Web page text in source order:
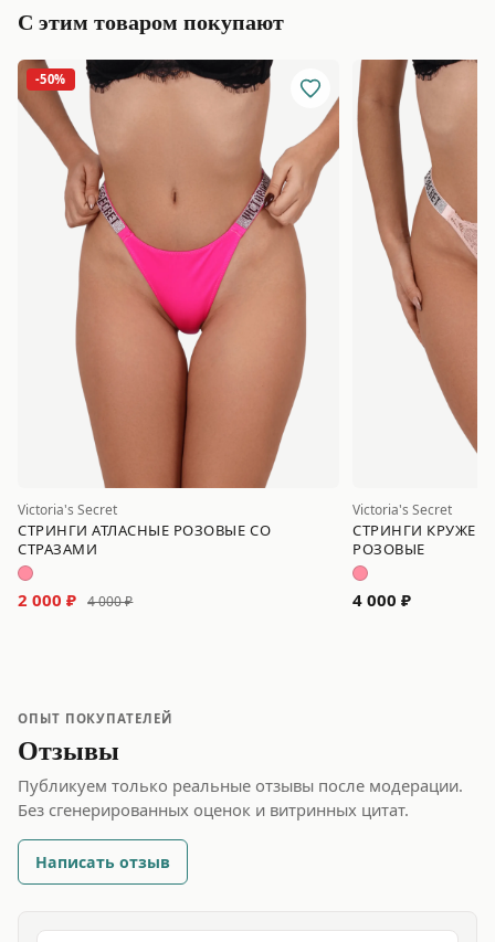
С этим товаром покупают
-50%
Victoria's Secret
СТРИНГИ АТЛАСНЫЕ РОЗОВЫЕ СО
СТРАЗАМИ
2 000 ₽ 4 000 ₽
Victoria's Secret
СТРИНГИ
РОЗОВЫЕ
4 000 ₽
ОПЫТ ПОКУПАТЕЛЕЙ
Отзывы
Публикуем только реальные отзывы после модерации.
Без сгенерированных оценок и витринных цитат.
Написать отзыв